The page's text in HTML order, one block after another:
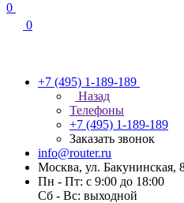
0
0
+7 (495) 1-189-189
Назад
Телефоны
+7 (495) 1-189-189
Заказать звонок
info@router.ru
Москва, ул.
Пн - Пт: с 9:00 до 18:00
Cб - Вс: выходной